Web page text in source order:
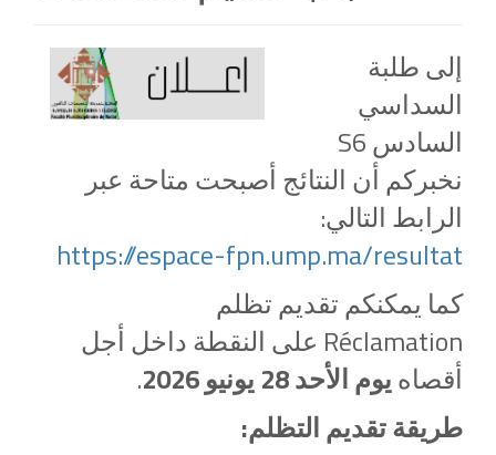
إلى طلبة
السداسي
السادس S6
نخبركم أن النتائج أصبحت متاحة عبر
الرابط التالي:
https://espace-fpn.ump.ma/resultat
كما يمكنكم تقديم تظلم
Réclamation على النقطة داخل أجل
أقصاهيوم الأحد 28 يونيو 2026
.
طريقة تقديم التظلم: